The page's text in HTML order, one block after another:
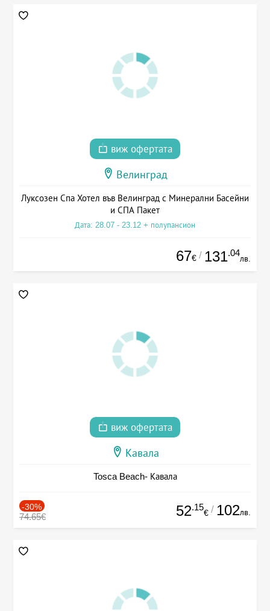
виж офертата
Велинград
Луксозен Спа Хотел във Велинград с Минерални Басейни
и СПА Пакет
Дата: 28.07 - 23.12 + полупансион
67€ / 131.04
лв.
виж офертата
Кавала
Tosca Beach- Кавала
-30%
74.65€ 52.15
€ / 102лв.